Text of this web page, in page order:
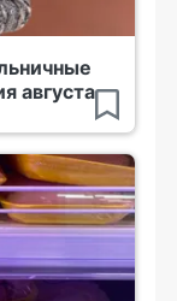
августа